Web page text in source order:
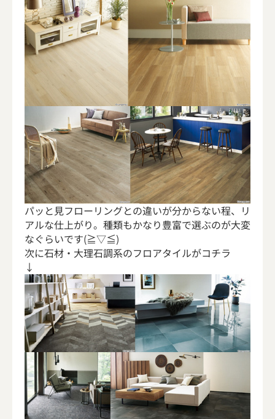
パッと見フローリングとの違いが分からない程、リ
アルな仕上がり。種類もかなり豊富で選ぶのが大変
なぐらいです(≧▽≦)
次に石材・大理石調系のフロアタイルがコチラ
↓